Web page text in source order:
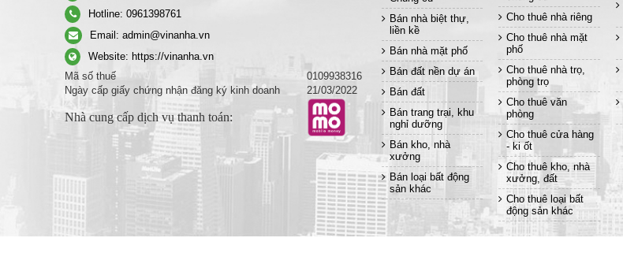
Hotline: 0961398761
Email: admin@vinanha.vn
Website: https://vinanha.vn
Mã số thuế
0109938316
Ngày cấp giấy chứng nhận đăng ký kinh doanh
21/03/2022
Nhà cung cấp dịch vụ thanh toán:
Bán nhà biệt thự,
liền kề
Bán nhà mặt phố
Bán đất nền dự án
Bán đất
Bán trang trại, khu
nghỉ dưỡng
Bán kho, nhà
xưởng
Bán loại bất động
sản khác
Cho thuê nhà riêng
Cho thuê nhà mặt
phố
Cho thuê nhà trọ,
phòng trọ
Cho thuê văn
phòng
Cho thuê cửa hàng
- ki ốt
Cho thuê kho, nhà
xưởng, đất
Cho thuê loại bất
động sản khác